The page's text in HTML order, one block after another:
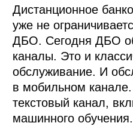
Дистанционное
уже не
ДБО. Сегодня ДБО
каналы. Это и
обслуживание. И
в мобильном
текстовый канал,
машинного